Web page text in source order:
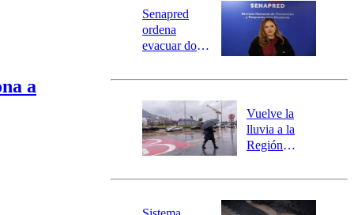
Universidad de Chile
Sustentabilidad
a
Senapred
ordena
evacuar dos
Carahue por
río Damas:
activa
mensajería
SAE
Vuelve la
lluvia a la
Región
este es el
la DMC para